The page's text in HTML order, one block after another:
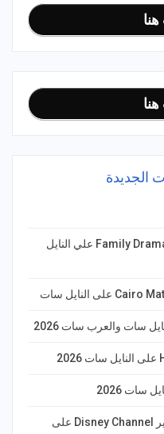
هنا
هنا
الجديدة
تردد قناة فاميلي دراما Family Drama TV 2026 علي النايل
تردد قناة ديزني العربية بدون تشفير Disney Channel على